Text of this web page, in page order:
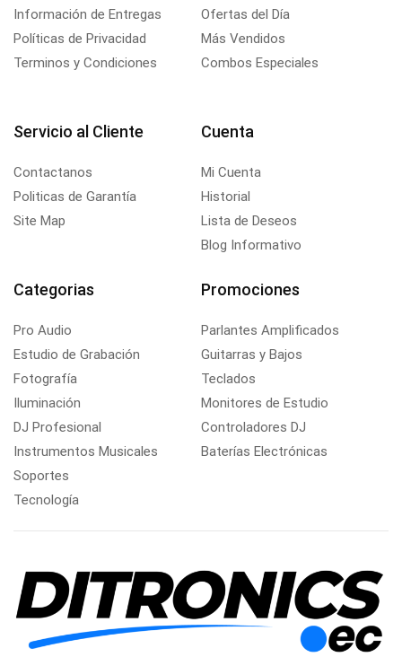
Información de Entregas
Políticas de Privacidad
Terminos y Condiciones
Ofertas del Día
Más Vendidos
Combos Especiales
Servicio al Cliente
Contactanos
Politicas de Garantía
Site Map
Cuenta
Mi Cuenta
Historial
Lista de Deseos
Blog Informativo
Categorias
Pro Audio
Estudio de Grabación
Fotografía
Iluminación
DJ Profesional
Instrumentos Musicales
Soportes
Tecnología
Promociones
Parlantes Amplificados
Guitarras y Bajos
Teclados
Monitores de Estudio
Controladores DJ
Baterías Electrónicas